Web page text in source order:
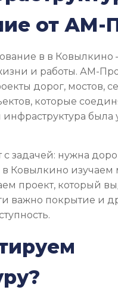
от АМ-
в в Ковылкино
и работы. АМ-
дорог, мостов,
которые
была
задачей: нужна
Ковылкино изучаем
проект, который
важно покрытие и